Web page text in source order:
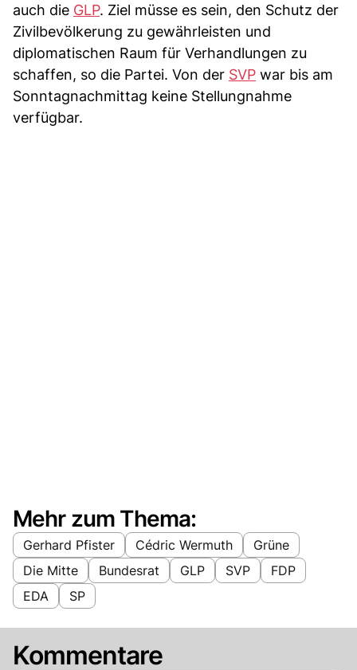
auch die GLP. Ziel müsse es sein, den Schutz der
Zivilbevölkerung zu gewährleisten und
diplomatischen Raum für Verhandlungen zu
schaffen, so die Partei. Von der SVP war bis am
Sonntagnachmittag keine Stellungnahme
verfügbar.
Mehr zum Thema:
Gerhard Pfister Cédric Wermuth
Grüne
Die Mitte
Bundesrat GLP SVP
FDP
EDA
SP
Kommentare